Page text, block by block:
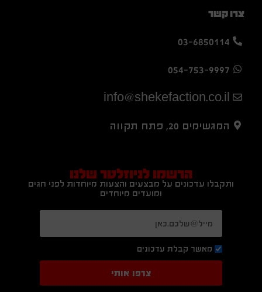
צרו קשר
03-6850114
054-753-9997
info@shekefaction.co.il
המגשימים 20, פתח תקווה
הרשמו לניוזלטר שלנו
ותקבלו עדכונים על מבצעים והצעות מיוחדות לפני חגים
ומועדים מיוחדים
מאשר קבלת עדכונים
צרפו אותי